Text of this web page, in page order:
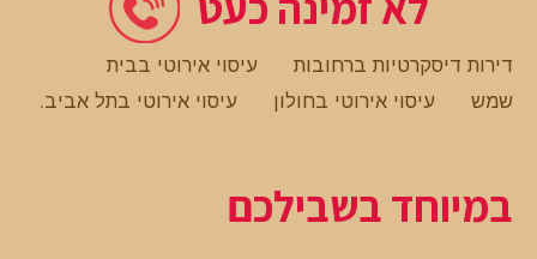
דירות דיסקרטיות ברחובות
עיסוי אירוטי בבית
שמש
עיסוי אירוטי בחולון עיסוי אירוטי בתל אביב.
במיוחד בשבילכם